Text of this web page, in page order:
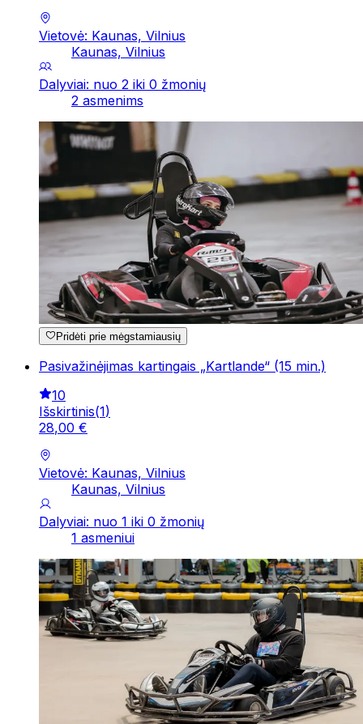
Vietovė: Kaunas, Vilnius
Kaunas, Vilnius
Dalyviai: nuo 2 iki 0 žmonių
2 asmenims
Pridėti prie mėgstamiausių
Pasivažinėjimas kartingais „Kartlande“ (15 min.)
10
Išskirtinis(1)
28,00 €
Vietovė: Kaunas, Vilnius
Kaunas, Vilnius
Dalyviai: nuo 1 iki 0 žmonių
1 asmeniui